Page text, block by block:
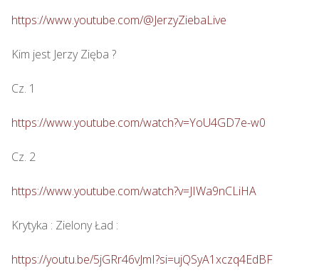
https://www.youtube.com/@JerzyZiebaLive
Kim jest Jerzy Zięba ?
Cz. 1
https://www.youtube.com/watch?v=YoU4GD7e-w0
Cz. 2
https://www.youtube.com/watch?v=JIWa9nCLiHA
Krytyka : Zielony Ład :
https://youtu.be/5jGRr46vJmI?si=ujQSyA1xczq4EdBF